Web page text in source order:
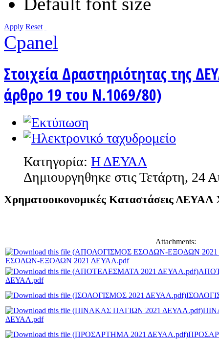
Apply Reset
Cpanel
Στοιχεία Δραστηριότητας της
άρθρο 19 του Ν.1069/80)
Κατηγορία: Η ΔΕΥΑΛ
Δημιουργηθηκε στις Τετάρτη, 24
Χρηματοοικονομικές Καταστάσεις ΔΕΥΑΛ
Attachments:
ΕΣΟΔΩΝ-ΕΞΟΔΩΝ 2021 ΔΕΥΑΛ.pdf
ΔΕΥΑΛ.pdf
ΔΕΥΑΛ.pdf